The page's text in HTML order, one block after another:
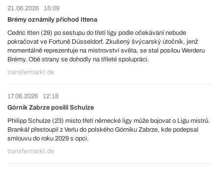
21.06.2026
15:09
Brémy oznámily příchod Ittena
Cedric Itten (29) po sestupu do třetí ligy podle očekávání nebude
pokračovat ve Fortuně Düsseldorf. Zkušený švýcarský útočník, jenž
momentálně reprezentuje na mistrovství světa, se stal posilou Werderu
Brémy. Obě strany se dohodly na tříleté spolupráci.
transfermarkt.de
17.06.2026
12:18
Górnik Zabrze posílil Schulze
Philipp Schulze (23) místo třetí německé ligy může bojovat o Ligu mistrů.
Brankář přestoupil z Verlu do polského Górniku Zabrze, kde podepsal
smlouvu do roku 2029 s opcí.
transfermarkt.de